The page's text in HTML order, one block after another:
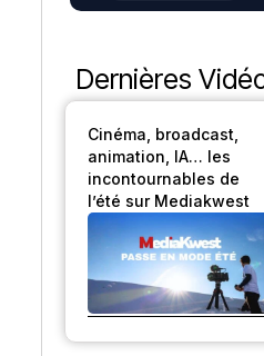
Dernières
Cinéma, broadcast,
animation, IA… les
incontournables de
l’été sur Mediakwest